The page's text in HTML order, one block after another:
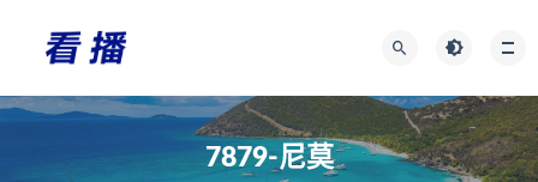
7879-尼莫